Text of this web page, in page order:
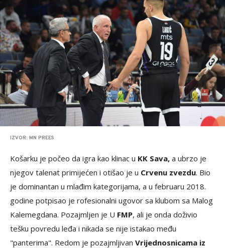
IZVOR: MN PREES
Košarku je počeo da igra kao klinac u KK Sava, a ubrzo je
njegov talenat primijećen i otišao je u Crvenu zvezdu. Bio
je dominantan u mlađim kategorijama, a u februaru 2018.
godine potpisao je rofesionalni ugovor sa klubom sa Malog
Kalemegdana. Pozajmljen je U FMP, ali je onda doživio
tešku povredu leđa i nikada se nije istakao među
"panterima". Redom je pozajmljivan Vrijednosnicama iz